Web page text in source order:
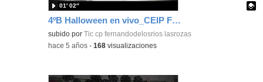
4ºB Halloween en vivo_CEIP FDLR_Las Rozas
Contenido educativo.
subido por Tic cp fernandodelosrios lasrozas
01′ 02″
-hace 5 años -168 visualizaciones